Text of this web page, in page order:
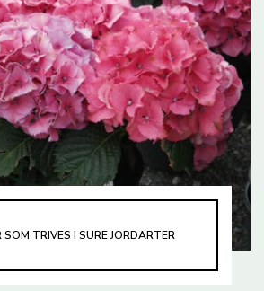
SOM TRIVES I SURE JORDARTER